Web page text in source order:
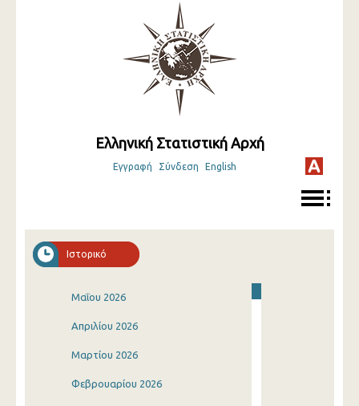
Ελληνική Στατιστική Αρχή
Εγγραφή Σύνδεση English
Ιστορικό
Μαΐου 2026
Απριλίου 2026
Μαρτίου 2026
Φεβρουαρίου 2026